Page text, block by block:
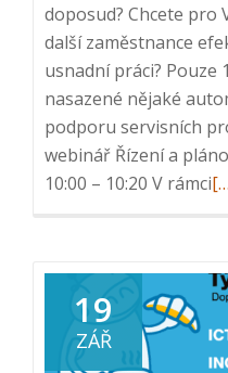
doposud? Chcete pro
další zaměstnance
usnadní práci? Pouze
nasazené nějaké
podporu servisních
webinář Řízení a
10:00 – 10:20 V rámci
a
19
ZÁŘ